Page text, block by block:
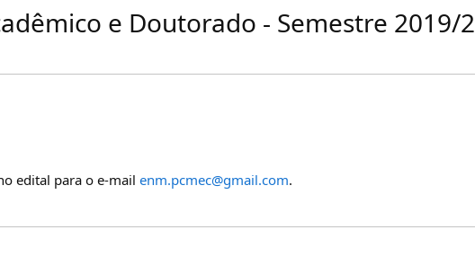
e Doutorado - Semestre 2019/2
edital para o e-mail enm.pcmec@gmail.com.